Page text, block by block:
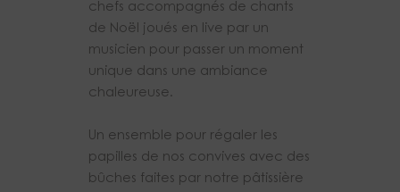
chefs accompagnés de chants
de Noël joués en live par un
musicien pour passer un moment
unique dans une ambiance
chaleureuse.
Un ensemble pour régaler les
papilles de nos convives avec des
bûches faites par notre pâtissière